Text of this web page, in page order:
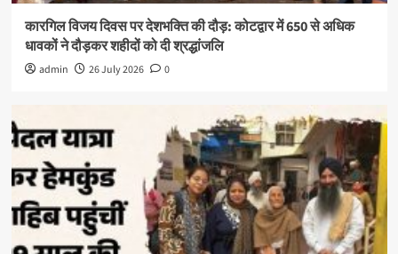
कारगिल विजय दिवस पर देशभक्ति की दौड़: कोटद्वार में 650 से अधिक
धावकों ने दौड़कर शहीदों को दी श्रद्धांजलि
admin 26 July 2026 0